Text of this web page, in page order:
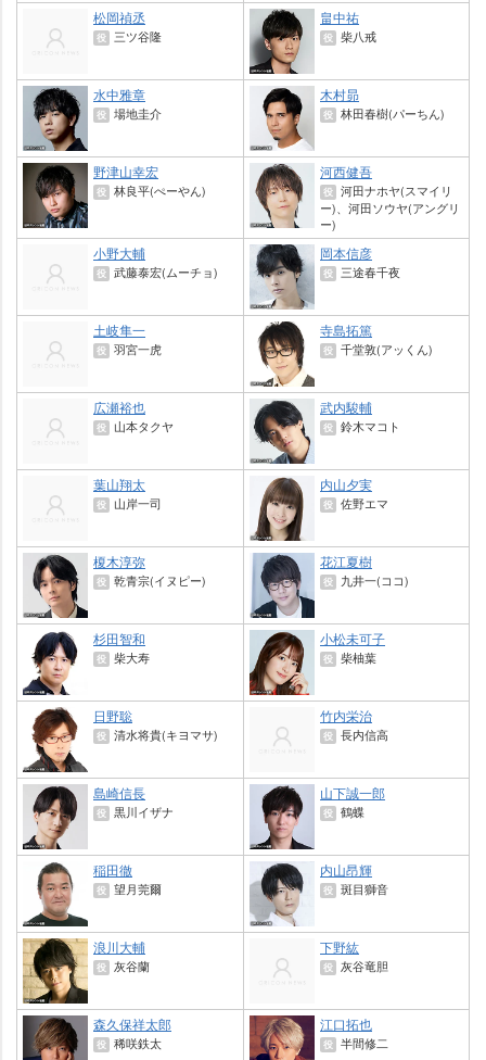
松岡禎丞
役 三ツ谷隆
畠中祐
役 柴八戒
水中雅章
役 場地圭介
木村昴
役 林田春樹(パーちん)
野津山幸宏
役 林良平(ぺーやん)
河西健吾
役 河田ナホヤ(スマイリ
ー)、河田ソウヤ(アングリ
ー)
小野大輔
役 武藤泰宏(ムーチョ)
岡本信彦
役 三途春千夜
土岐隼一
役 羽宮一虎
寺島拓篤
役 千堂敦(アッくん)
広瀬裕也
役 山本タクヤ
武内駿輔
役 鈴木マコト
葉山翔太
役 山岸一司
内山夕実
役 佐野エマ
榎木淳弥
役 乾青宗(イヌピー)
花江夏樹
役 九井一(ココ)
杉田智和
役 柴大寿
小松未可子
役 柴柚葉
日野聡
役 清水将貴(キヨマサ)
竹内栄治
役 長内信高
島崎信長
役 黒川イザナ
山下誠一郎
役 鶴蝶
稲田徹
役 望月莞爾
内山昂輝
役 斑目獅音
浪川大輔
役 灰谷蘭
下野紘
役 灰谷竜胆
森久保祥太郎
役 稀咲鉄太
江口拓也
役 半間修二